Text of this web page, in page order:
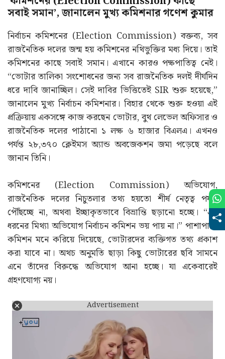
সবাই সমান’, জানালেন মুখ্য কমিশনার গণেশ কুমার
নির্বাচন কমিশনের (Election Commission) বক্তব্য, সব
রাজনৈতিক দলের জন্ম হয় কমিশনের নথিভুক্তির মধ্য দিয়ে। তাই
কমিশনের কাছে সবাই সমান। এখানে কারও পক্ষপাতিত্ব নেই।
“ভোটার তালিকা সংশোধনের জন্য সব রাজনৈতিক দলই দীর্ঘদিন
ধরে দাবি জানাচ্ছিল। সেই দাবির ভিত্তিতেই SIR শুরু হয়েছে,”
জানালেন মুখ্য নির্বাচন কমিশনার। বিহার থেকে শুরু হওয়া এই
প্রক্রিয়ায় একসঙ্গে কাজ করছেন ভোটার, বুথ লেভেল অফিসার ও
রাজনৈতিক দলের পাঠানো ১ লক্ষ ৬ হাজার বিএলএ। এখনও
পর্যন্ত ২৮,৩৭০ ক্লেইমস অ্যান্ড অবজেকশন জমা পড়েছে বলে
জানান তিনি।
কমিশনের (Election Commission) অভিযোগ,
রাজনৈতিক দলের নিচুতলার তথ্য হয়তো শীর্ষ নেতৃত্ব পর্যন্ত
পৌঁছচ্ছে না, অথবা ইচ্ছাকৃতভাবে বিভ্রান্তি ছড়ানো হচ্ছে। “এই
ধরনের মিথ্যা অভিযোগ নির্বাচন কমিশন ভয় পায় না।” পাশাপাশি
কমিশন মনে করিয়ে দিয়েছে, ভোটারদের ব্যক্তিগত তথ্য প্রকাশ
করা যাবে না। অথচ অনুমতি ছাড়া কিছু ভোটারের ছবি সামনে
এনে তাঁদের বিরুদ্ধে অভিযোগ আনা হচ্ছে। যা একেবারেই
গ্রহণযোগ্য নয়।
Advertisement